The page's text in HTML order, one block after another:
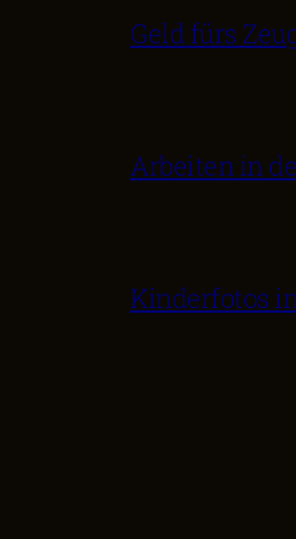
Geld fürs
Arbeiten in
Kinderfotos